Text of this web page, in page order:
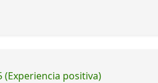
(Experiencia positiva)